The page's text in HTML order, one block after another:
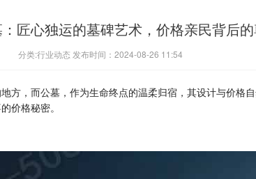
：匠心独运的墓碑艺术，价格亲民背后的
分类:行业动态 发布时间：2024-08-26 11:54
方，而公墓，作为生命终点的温柔归宿，其设计与价格
价格秘密。